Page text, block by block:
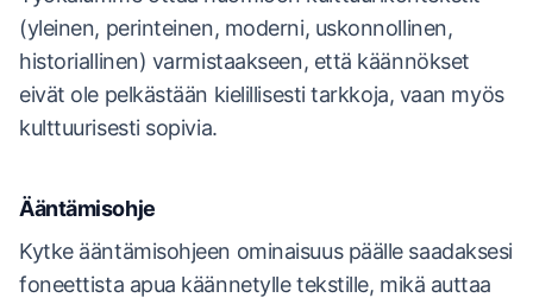
(yleinen, perinteinen, moderni, uskonnollinen,
historiallinen) varmistaakseen, että käännökset
eivät ole pelkästään kielillisesti tarkkoja, vaan myös
kulttuurisesti sopivia.
Ääntämisohje
Kytke ääntämisohjeen ominaisuus päälle saadaksesi
foneettista apua käännetylle tekstille, mikä auttaa